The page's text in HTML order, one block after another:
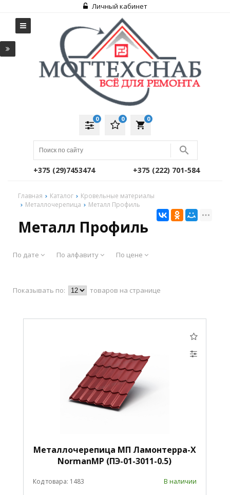
Личный кабинет
local_grocery_store
0
0
0
+375 (29)7453474 +375 (222) 701-584
Главная Каталог
Кровельные материалы
Металлочерепица
Металл Профиль
Металл Профиль
По дате По алфавиту По цене
Показывать по: товаров на странице
Металлочерепица МП Ламонтерра-X
NormanMP (ПЭ-01-3011-0.5)
Код товара: 1483 В наличии